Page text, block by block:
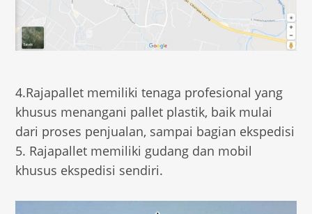
4.Rajapallet memiliki tenaga profesional yang
khusus menangani pallet plastik, baik mulai
dari proses penjualan, sampai bagian ekspedisi
5. Rajapallet memiliki gudang dan mobil
khusus ekspedisi sendiri.